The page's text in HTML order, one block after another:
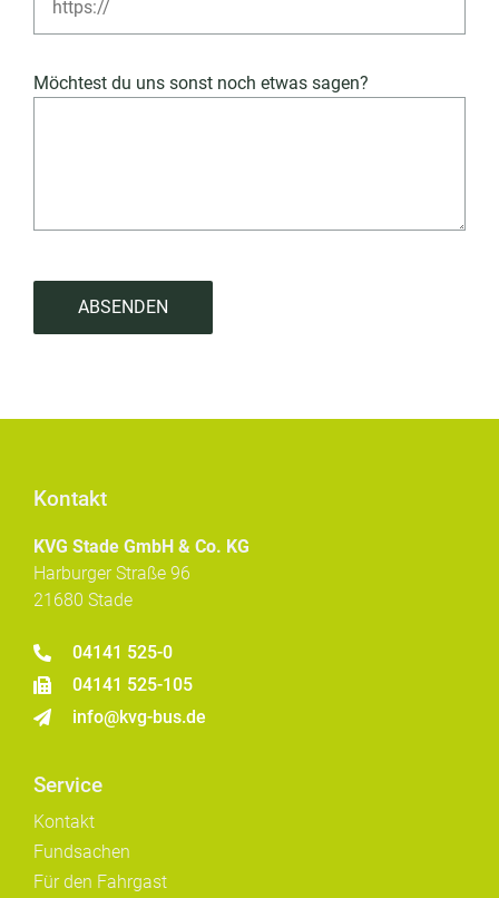
Möchtest du uns sonst noch etwas sagen?
ABSENDEN
Kontakt
KVG Stade GmbH & Co. KG
Harburger Straße 96
21680 Stade
04141 525-0
04141 525-105
info@kvg-bus.de
Service
Kontakt
Fundsachen
Für den Fahrgast